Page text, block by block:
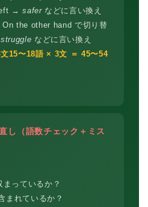
→saferなどに言い換え
On the other hand で切り替
struggle などに言い換え
15〜18語 × 3文 ＝ 45〜54
（語数チェック＋ミス
っているか？
まれているか？